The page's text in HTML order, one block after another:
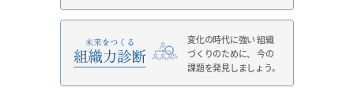
変化の時代に強い組織
づくりのために、
今の
課題を発見しましょう。